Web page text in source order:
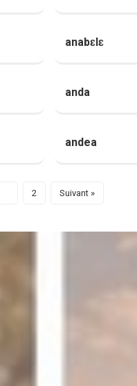
anabɛlɛ
anda
andea
2 Suivant »